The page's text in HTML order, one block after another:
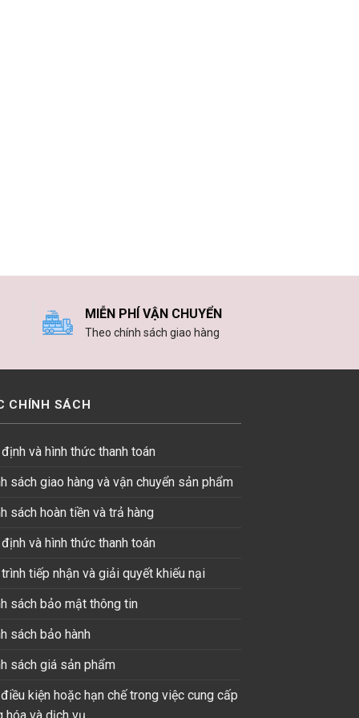
MIỄN PHÍ VẬN CHUYỂN
Theo chính sách giao hàng
CHÍNH SÁCH
và hình thức thanh toán
sách giao hàng và vận chuyển sản phẩm
sách hoàn tiền và trả hàng
và hình thức thanh toán
tiếp nhận và giải quyết khiếu nại
sách bảo mật thông tin
sách bảo hành
sách giá sản phẩm
kiện hoặc hạn chế trong việc cung cấp